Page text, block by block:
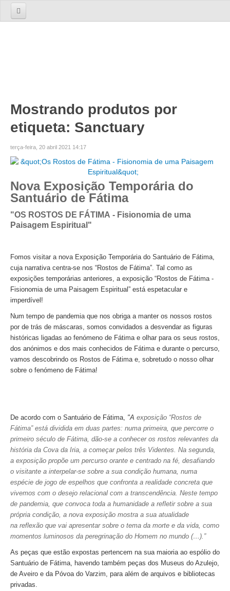
Serviços
TOURS
Tours 1 Dia
Lisboa
Lisboa Cosmopolita Passado e Presente
Sintra
Sintra, Cabo da Roca e Cascais
Serra de Montejunto e Óbidos
Fátima, Batalha, Nazaré e Óbidos
Fátima
Um dia em Fátima
Fátima, Batalha, Nazaré e Óbidos
Fátima e Ourém
Évora
Castelos Templários e Vilas Ribeirinhas
Tours meio dia
Tour de meio-dia em Sintra
Tour de meio-dia em Fátima
Tours Temáticos
The Real Lisbon STREET ART Tour
The Lisbon Walk & Talk Street Art Tour
Rota do Azulejo
A Calçada Portuguesa
WineTours
Alentejo com prova de vinhos e azeite
Mostrando produtos por
etiqueta: Sanctuary
terça-feira, 20 abril 2021 14:17
Nova Exposição Temporária do
Santuário de Fátima
"OS ROSTOS DE FÁTIMA - Fisionomia de uma
Paisagem Espiritual"
Fomos visitar a nova Exposição Temporária do Santuário de Fátima,
cuja narrativa centra-se nos “Rostos de Fátima”. Tal como as
exposições temporárias anteriores, a exposição “Rostos de Fátima -
Fisionomia de uma Paisagem Espiritual” está espetacular e
imperdível!
Num tempo de pandemia que nos obriga a manter os nossos rostos
por de trás de máscaras, somos convidados a desvendar as figuras
históricas ligadas ao fenómeno de Fátima e olhar para os seus rostos,
dos anónimos e dos mais conhecidos de Fátima e durante o percurso,
vamos descobrindo os Rostos de Fátima e, sobretudo o nosso olhar
sobre o fenómeno de Fátima!
De acordo com o Santuário de Fátima, "A exposição “Rostos de
Fátima” está dividida em duas partes: numa primeira, que percorre o
primeiro século de Fátima, dão-se a conhecer os rostos relevantes da
história da Cova da Iria, a começar pelos três Videntes. Na segunda,
a exposição propõe um percurso orante e centrado na fé, desafiando
o visitante a interpelar-se sobre a sua condição humana, numa
espécie de jogo de espelhos que confronta a realidade concreta que
vivemos com o desejo relacional com a transcendência. Neste tempo
de pandemia, que convoca toda a humanidade a refletir sobre a sua
própria condição, a nova exposição mostra a sua atualidade
na reflexão que vai apresentar sobre o tema da morte e da vida, como
momentos luminosos da peregrinação do Homem no mundo (…).”
As peças que estão expostas pertencem na sua maioria ao espólio do
Santuário de Fátima, havendo também peças dos Museus do Azulejo,
de Aveiro e da Póvoa do Varzim, para além de arquivos e bibliotecas
privadas.